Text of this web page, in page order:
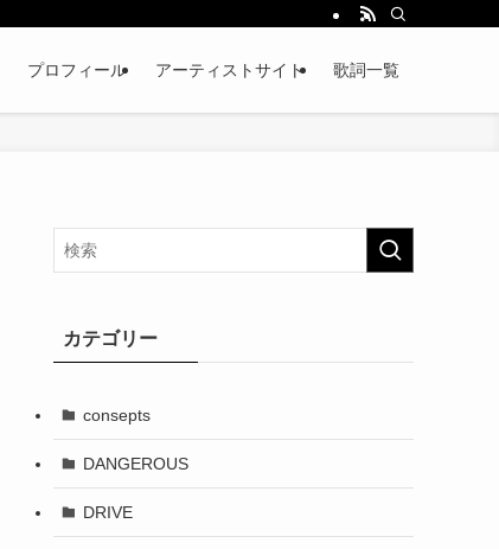
プロフィール アーティストサイト 歌詞一覧
カテゴリー
consepts
DANGEROUS
DRIVE